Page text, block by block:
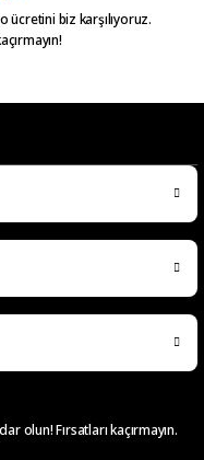
ücretini biz karşılıyoruz.
olun! Fırsatları kaçırmayın.